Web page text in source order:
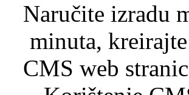
Naručite izradu
minuta,
CMS web